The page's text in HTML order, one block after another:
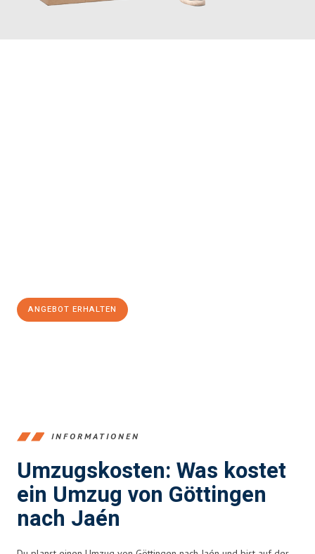
ANGEBOT ERHALTEN
INFORMATIONEN
Umzugskosten: Was kostet
ein Umzug von Göttingen
nach Jaén